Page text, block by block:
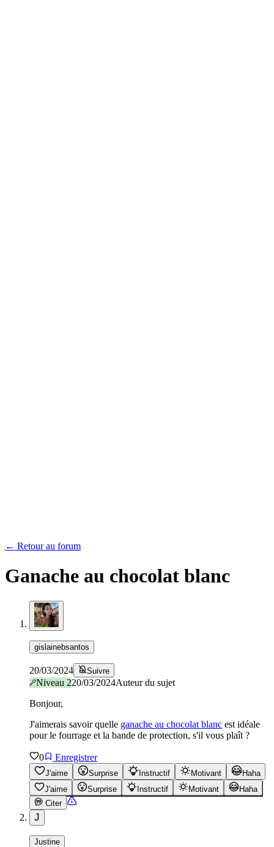
← Retour au forum
Ganache au chocolat blanc
gislainebsantos
20/03/2024 Suivre
Niveau 220/03/2024Auteur du sujet
Bonjour,
J'aimerais savoir quelle ganache au chocolat blanc est idéale
pour le fourrage et la bande de protection, s'il vous plaît ?
0 Enregistrer
J'aime Surprise Instructif Motivant
Haha
J'aime
Surprise Instructif Motivant
Haha
Citer
J
Justine